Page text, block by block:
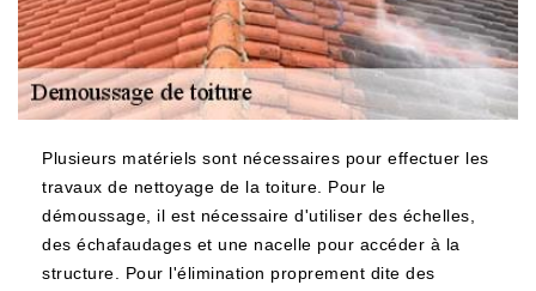
Plusieurs matériels sont nécessaires pour effectuer les
travaux de nettoyage de la toiture. Pour le
démoussage, il est nécessaire d'utiliser des échelles,
des échafaudages et une nacelle pour accéder à la
structure. Pour l'élimination proprement dite des